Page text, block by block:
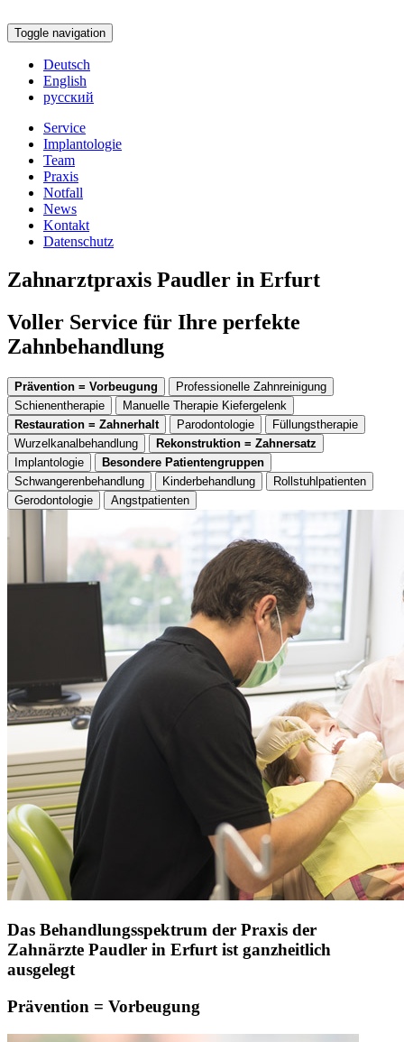
Toggle navigation
Deutsch
English
русский
Service
Implantologie
Team
Praxis
Notfall
News
Kontakt
Datenschutz
Zahnarztpraxis Paudler in Erfurt
Voller Service für Ihre perfekte
Zahnbehandlung
Prävention = Vorbeugung
Professionelle Zahnreinigung
Schienentherapie
Manuelle Therapie Kiefergelenk
Restauration = Zahnerhalt
Parodontologie
Füllungstherapie
Wurzelkanalbehandlung
Rekonstruktion = Zahnersatz
Implantologie
Besondere Patientengruppen
Schwangerenbehandlung
Kinderbehandlung
Rollstuhlpatienten
Gerodontologie
Angstpatienten
Das Behandlungsspektrum der Praxis der
Zahnärzte Paudler in Erfurt ist ganzheitlich
ausgelegt
Prävention = Vorbeugung